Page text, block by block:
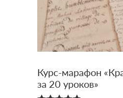
Курс-марафон
за 20 уроков»